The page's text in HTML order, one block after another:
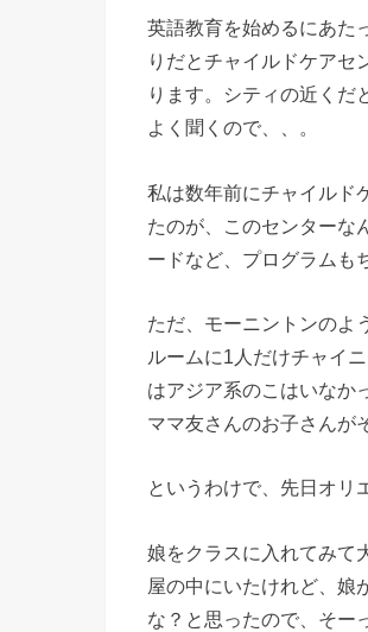
英語教育を始めるにあた
りだとチャイルドケアセ
ります。シティの近くだ
よく聞くので、、。
私は数年前にチャイルド
たのが、このセンターな
ードなど、プログラムも
ただ、モーニントンのよ
ルームに1人だけチャイ
はアジア系のこはいなか
ママ友さんのお子さんが
というわけで、先日オリ
娘をクラスに入れてみて
屋の中にいたけれど、娘
な？と思ったので、そー